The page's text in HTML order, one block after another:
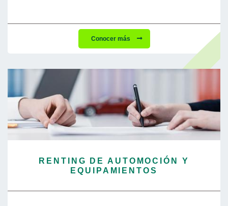
Conocer más
RENTING DE AUTOMOCIÓN Y
EQUIPAMIENTOS